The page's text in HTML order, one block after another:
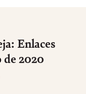
Enlaces
de 2020